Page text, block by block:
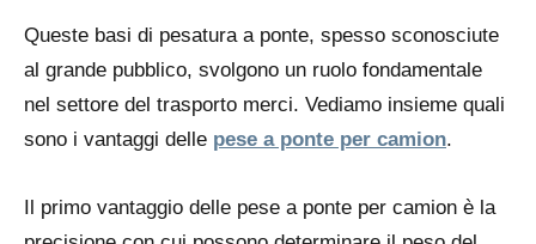
Queste basi di pesatura a ponte, spesso sconosciute
al grande pubblico, svolgono un ruolo fondamentale
nel settore del trasporto merci. Vediamo insieme quali
sono i vantaggi delle pese a ponte per camion.
Il primo vantaggio delle pese a ponte per camion è la